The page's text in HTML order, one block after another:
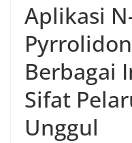
Aplikasi
Berbagai
Sifat
Unggul